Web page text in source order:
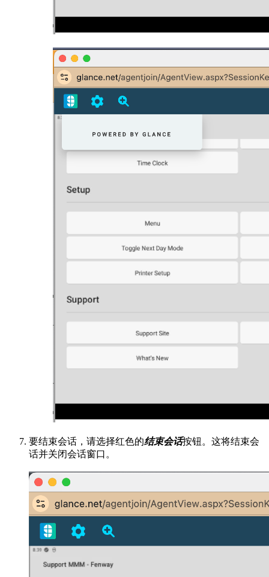
要结束会话，请选择红色的结束会话按钮。这将结束会
话并关闭会话窗口。